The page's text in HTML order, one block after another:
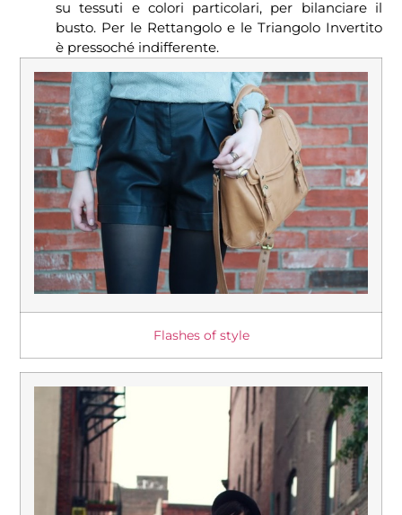
su tessuti e colori particolari, per bilanciare il
busto. Per le Rettangolo e le Triangolo Invertito
è pressoché indifferente.
Flashes of style